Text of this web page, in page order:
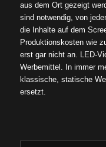
aus dem Ort gezeigt
sind notwendig, von
die Inhalte auf dem
Produktionskosten wie
erst gar nicht an. LED-
Werbemittel. In immer
klassische, statische
ersetzt.